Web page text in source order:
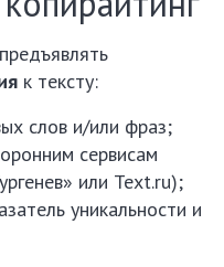
к тексту:
слов и/или фраз;
сервисам
или Text.ru);
уникальности и